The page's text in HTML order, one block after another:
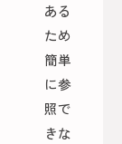
ある
ため
簡単
に参
照で
きな